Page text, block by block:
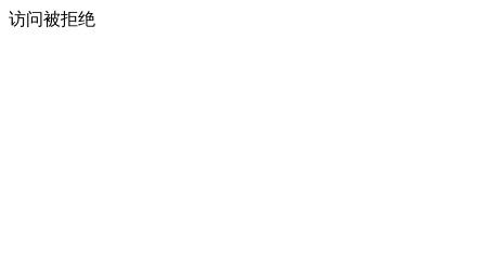
访问被拒绝